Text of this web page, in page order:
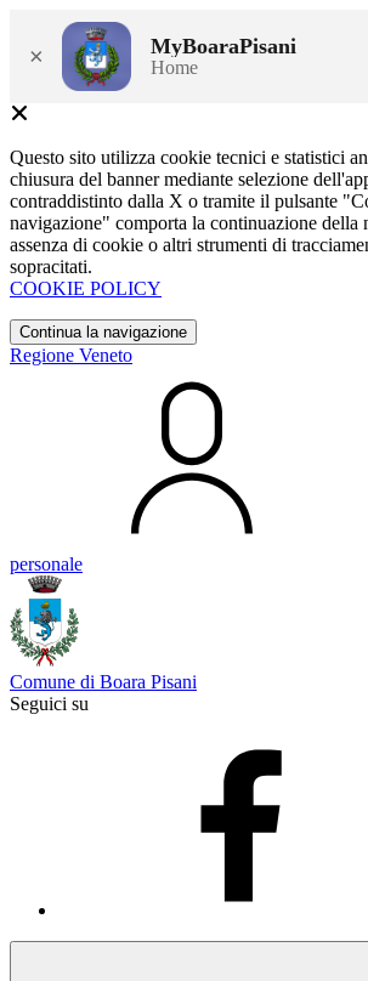
× MyBoaraPisani
Home
Questo sito utilizza cookie tecnici e statistici
chiusura del banner mediante selezione
contraddistinto dalla X o tramite il pulsante
navigazione" comporta la continuazione della
assenza di cookie o altri strumenti di
sopracitati.
COOKIE POLICY
Continua la navigazione
Regione Veneto
personale
Comune di Boara Pisani
Seguici su